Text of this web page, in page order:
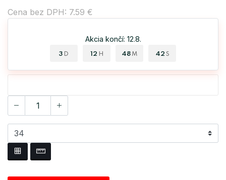
Cena bez DPH: 7.59 €
Akcia končí: 12.8.
3 D 12 H 48 M 41 S